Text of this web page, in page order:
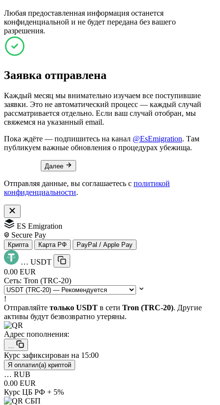
Любая предоставленная информация останется
конфиденциальной и не будет передана без вашего
разрешения.
Заявка отправлена
Каждый месяц мы внимательно изучаем все поступившие
заявки. Это не автоматический процесс — каждый случай
рассматривается отдельно. Если ваш случай отобран, мы
свяжемся на указанный email.
Пока ждёте — подпишитесь на канал @EsEmigration. Там
публикуем важные обновления о процедурах убежища.
Далее
Отправляя данные, вы соглашаетесь с политикой
конфиденциальности.
ES Emigration
Secure Pay
Крипта Карта РФ PayPal / Apple Pay
… USDT
0.00 EUR
Сеть: Tron (TRC-20)
!
Отправляйте только USDT в сети Tron (TRC-20). Другие
активы будут безвозвратно утеряны.
Адрес пополнения:
…
Курс зафиксирован на 15:00
Я оплатил(а) криптой
… RUB
0.00 EUR
Курс ЦБ РФ + 5%